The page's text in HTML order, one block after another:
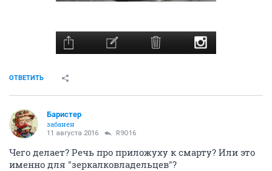
ОТВЕТИТЬ
Баристер
забанен
11 августа 2016 R9O16
Чего делает? Речь про приложуху к смарту? Или это
именно для "зеркалковладельцев"?